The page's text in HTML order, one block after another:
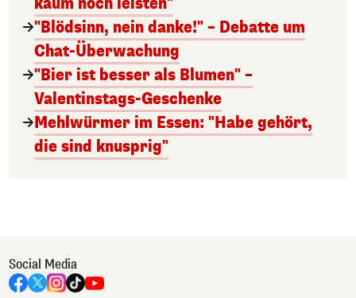
"Blödsinn, nein danke!" – Debatte um
Chat-Überwachung
"Bier ist besser als Blumen" –
Valentinstags-Geschenke
Mehlwürmer im Essen: "Habe gehört,
die sind knusprig"
Social Media